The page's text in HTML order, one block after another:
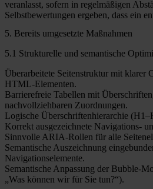
veranlasst, sofern in regelmäßigen
Selbstbewertungen ergeben, dass ein
5. Bereits umgesetzte Maßnahmen
5.1 Strukturelle und semantische
Überarbeitete Seitenstruktur mit klarer
HTML‑Elementen.
Barrierefreie Tabellen mit
nachvollziehbaren Zuordnungen.
Logische Überschriftenhierarchie
Korrekt ausgezeichnete Navigations-
Sinnvolle ARIA‑Rollen für alle
Semantische Auszeichnung
Navigationselemente.
Semantische Anpassung der Bubble-
„Was können wir für Sie tun?“).